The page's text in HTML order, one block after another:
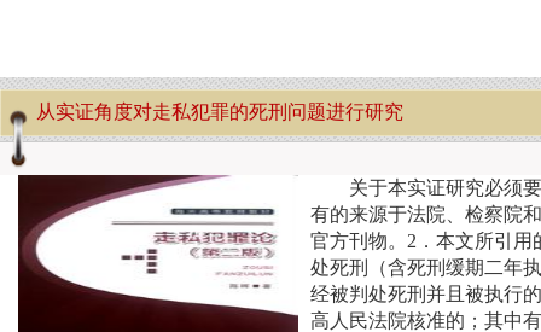
从实证角度对走私犯罪的死刑问题进行研究
关于本实证研究必须
有的来源于法院、检察院
官方刊物。2．本文所引用
处死刑（含死刑缓期二年
经被判处死刑并且被执行
高人民法院核准的；其中